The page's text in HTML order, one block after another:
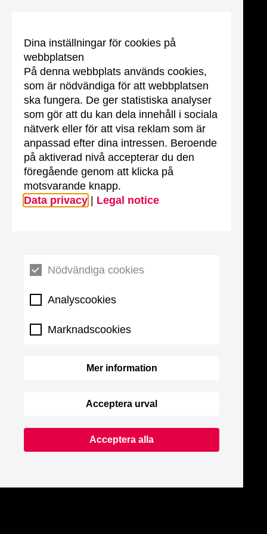
Dina inställningar för cookies på
webbplatsen
På denna webbplats används cookies,
som är nödvändiga för att webbplatsen
ska fungera. De ger statistiska analyser
som gör att du kan dela innehåll i sociala
nätverk eller för att visa reklam som är
anpassad efter dina intressen. Beroende
på aktiverad nivå accepterar du den
föregående genom att klicka på
motsvarande knapp.
Data privacy
Legal notice
Nödvändiga cookies
Analyscookies
Marknadscookies
Mer information
Acceptera urval
Acceptera alla